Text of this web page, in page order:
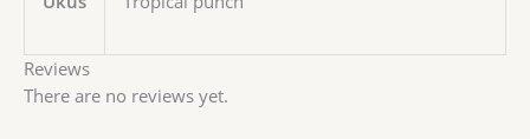
Reviews
There are no reviews yet.